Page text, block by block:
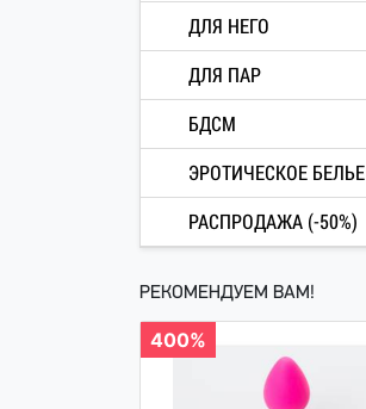
ДЛЯ НЕГО
ДЛЯ ПАР
БДСМ
ЭРОТИЧЕСКОЕ БЕЛЬЕ
РАСПРОДАЖА (-50%)
РЕКОМЕНДУЕМ ВАМ!
400%